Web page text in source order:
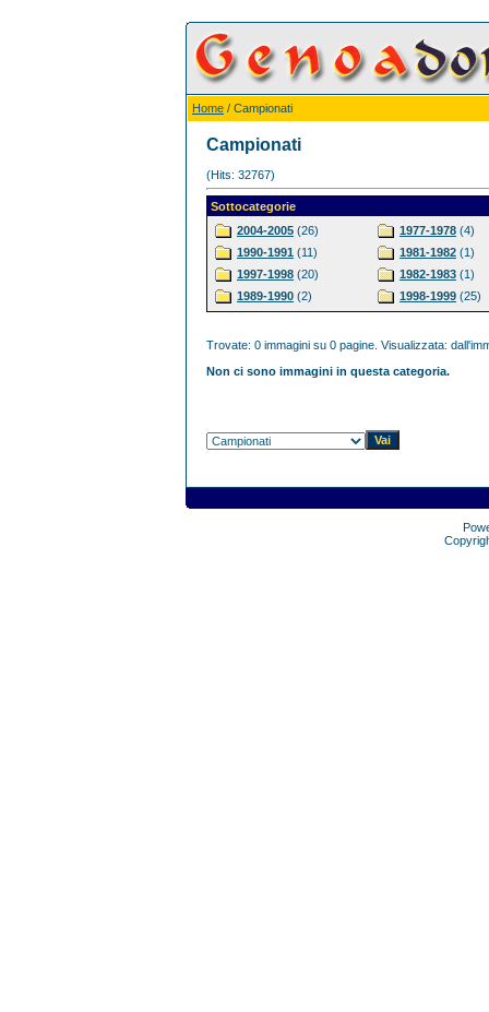
Home / Campionati
Campionati
(Hits: 32767)
Sottocategorie
2004-2005 (26)
1990-1991 (11)
1997-1998 (20)
1989-1990 (2)
1977-1978 (4)
1981-1982 (1)
1982-1983 (1)
1998-1999 (25)
Trovate: 0 immagini su 0 pagine. Visualizzata:
Non ci sono immagini in questa categoria.